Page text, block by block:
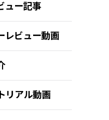
ュー記事
レビュー動画
リアル動画